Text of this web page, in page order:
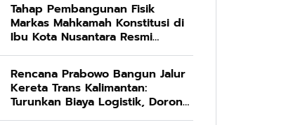
Tahap Pembangunan Fisik
Markas Mahkamah Konstitusi di
Ibu Kota Nusantara Resmi
Dimulai
Rencana Prabowo Bangun Jalur
Kereta Trans Kalimantan:
Turunkan Biaya Logistik, Dorong
Ekonomi SDA Melimpah